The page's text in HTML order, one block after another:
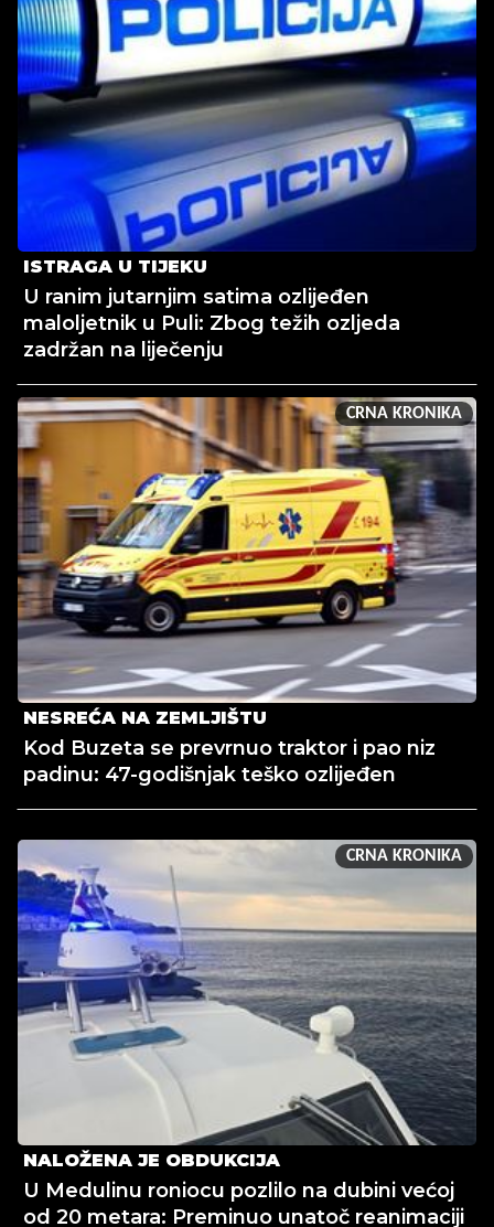
ISTRAGA U TIJEKU
U ranim jutarnjim satima ozlijeđen
maloljetnik u Puli: Zbog težih ozljeda
zadržan na liječenju
CRNA KRONIKA
NESREĆA NA ZEMLJIŠTU
Kod Buzeta se prevrnuo traktor i pao niz
padinu: 47-godišnjak teško ozlijeđen
CRNA KRONIKA
NALOŽENA JE OBDUKCIJA
U Medulinu roniocu pozlilo na dubini većoj
od 20 metara: Preminuo unatoč reanimaciji